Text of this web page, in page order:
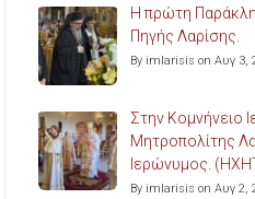
Η πρώτη
Πηγής Λαρίσης.
By imlarisis on Αυγ 3,
Στην Κομνήνειο
Μητροπολίτης
Ιερώνυμος.
By imlarisis on Αυγ 2,